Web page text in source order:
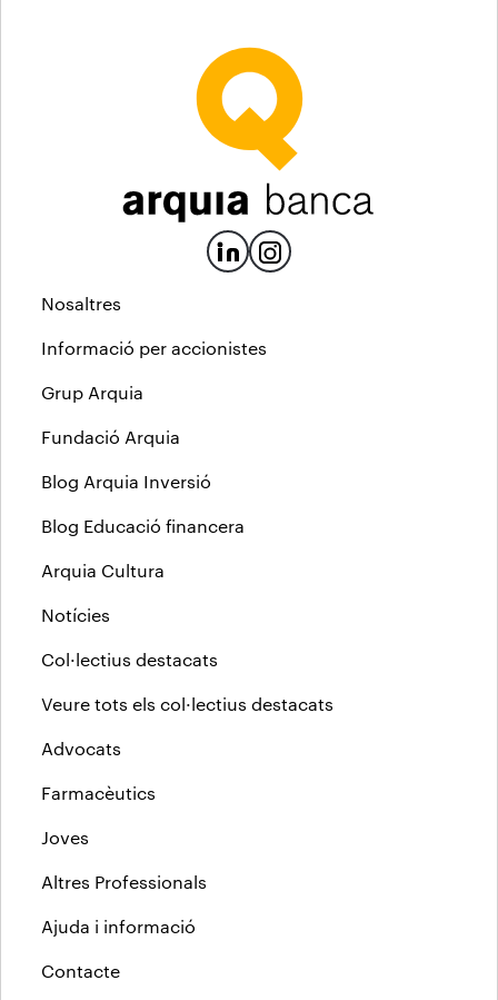
Nosaltres
Informació per accionistes
Grup Arquia
Fundació Arquia
Blog Arquia Inversió
Blog Educació financera
Arquia Cultura
Notícies
Col·lectius destacats
Veure tots els col·lectius destacats
Advocats
Farmacèutics
Joves
Altres Professionals
Ajuda i informació
Contacte